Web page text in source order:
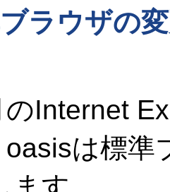
ラウザの
Internet
は標準
す。